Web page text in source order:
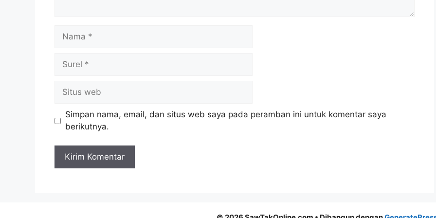
Nama
Surel
Situs
web
Simpan nama, email, dan situs web saya pada peramban ini untuk komentar saya
berikutnya.